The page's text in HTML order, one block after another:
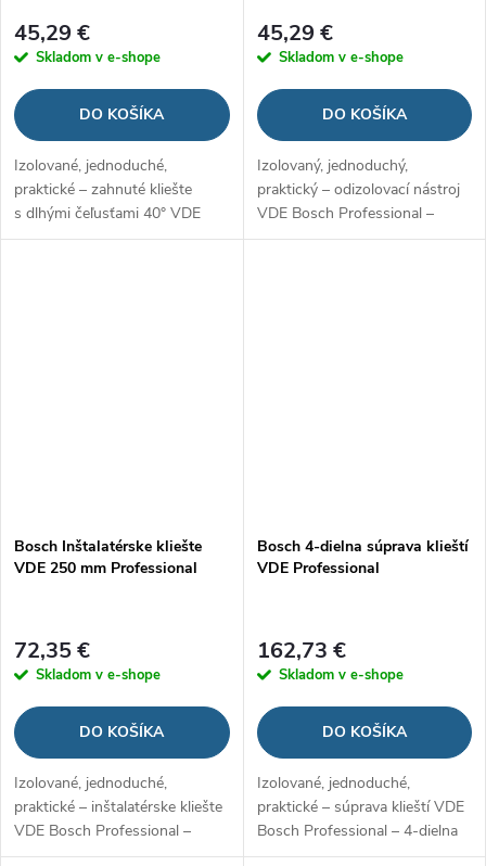
45,29 €
Skladom v e-shope
DO KOŠÍKA
Izolované, jednoduché,
praktické – zahnuté kliešte
s dlhými čeľusťami 40° VDE
Bosch Professional – 200 mm
45,29 €
Skladom v e-shope
DO KOŠÍKA
Izolovaný, jednoduchý,
praktický – odizolovací nástroj
VDE Bosch Professional –
160 mm
Bosch Inštalatérske kliešte
VDE 250 mm Professional
72,35 €
Skladom v e-shope
DO KOŠÍKA
Izolované, jednoduché,
praktické – inštalatérske kliešte
VDE Bosch Professional –
250 mm
Bosch 4-dielna súprava klieští
VDE Professional
162,73 €
Skladom v e-shope
DO KOŠÍKA
Izolované, jednoduché,
praktické – súprava klieští VDE
Bosch Professional – 4-dielna